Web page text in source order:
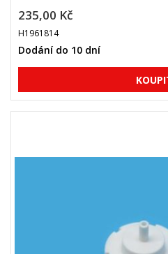
235,00 Kč
H1961814
Dodání do 10 dní